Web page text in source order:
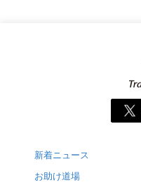
新着ニュース
お助け道場